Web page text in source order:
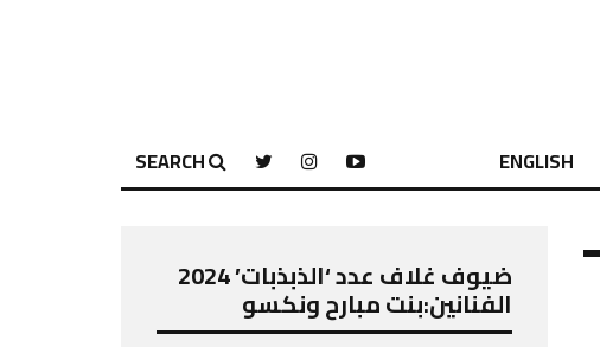
ENGLISH
SEARCH
ضيوف غلاف عدد ‘الذبذبات’ 2024
الفنانين:بنت مبارح ونكسو